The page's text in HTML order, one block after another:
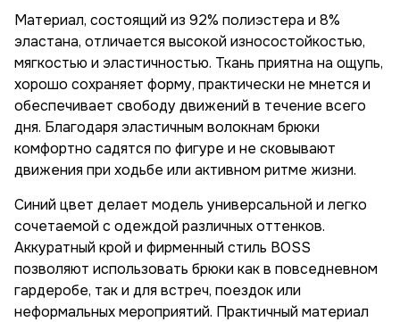
Материал, состоящий из 92% полиэстера и 8%
эластана, отличается высокой износостойкостью,
мягкостью и эластичностью. Ткань приятна на ощупь,
хорошо сохраняет форму, практически не мнется и
обеспечивает свободу движений в течение всего
дня. Благодаря эластичным волокнам брюки
комфортно садятся по фигуре и не сковывают
движения при ходьбе или активном ритме жизни.
Синий цвет делает модель универсальной и легко
сочетаемой с одеждой различных оттенков.
Аккуратный крой и фирменный стиль BOSS
позволяют использовать брюки как в повседневном
гардеробе, так и для встреч, поездок или
неформальных мероприятий. Практичный материал